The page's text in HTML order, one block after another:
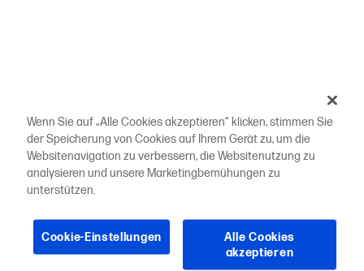
Wenn Sie auf „Alle Cookies akzeptieren“ klicken, stimmen Sie
der Speicherung von Cookies auf Ihrem Gerät zu, um die
Websitenavigation zu verbessern, die Websitenutzung zu
analysieren und unsere Marketingbemühungen zu
unterstützen.
Cookie-Einstellungen
Alle Cookies
akzeptieren